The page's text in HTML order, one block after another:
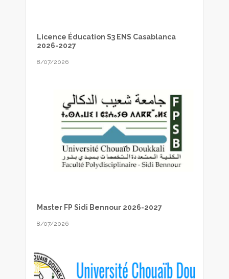
Licence Éducation S3 ENS Casablanca
2026-2027
8/07/2026
Master FP Sidi Bennour 2026-2027
8/07/2026